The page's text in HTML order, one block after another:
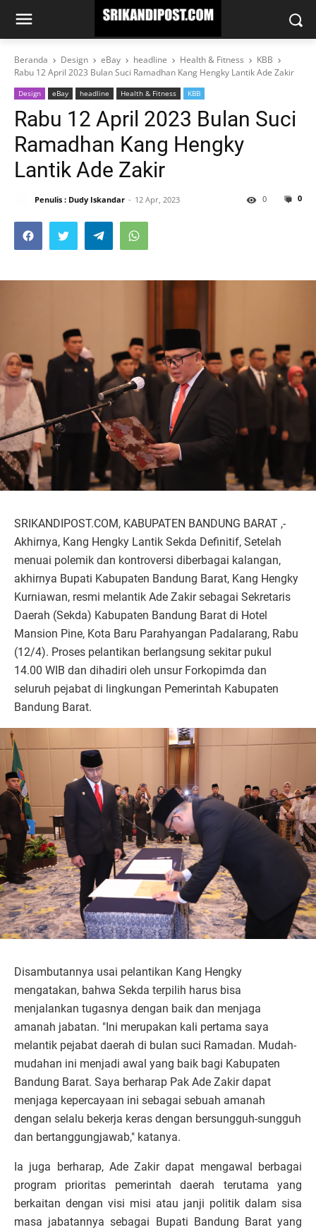
Beranda Design eBay headline Health & Fitness
KBB
Rabu 12 April 2023 Bulan Suci Ramadhan Kang Hengky Lantik Ade Zakir
Design eBay headline Health & Fitness KBB
Rabu 12 April 2023 Bulan Suci
Ramadhan Kang Hengky
Lantik Ade Zakir
Penulis : Dudy Iskandar 12 Apr, 2023 0
0
SRIKANDIPOST.COM, KABUPATEN BANDUNG BARAT ,-
Akhirnya, Kang Hengky Lantik Sekda Definitif, Setelah
menuai polemik dan kontroversi diberbagai kalangan,
akhirnya Bupati Kabupaten Bandung Barat, Kang Hengky
Kurniawan, resmi melantik Ade Zakir sebagai Sekretaris
Daerah (Sekda) Kabupaten Bandung Barat di Hotel
Mansion Pine, Kota Baru Parahyangan Padalarang, Rabu
(12/4). Proses pelantikan berlangsung sekitar pukul
14.00 WIB dan dihadiri oleh unsur Forkopimda dan
seluruh pejabat di lingkungan Pemerintah Kabupaten
Bandung Barat.
Disambutannya usai pelantikan Kang Hengky
mengatakan, bahwa Sekda terpilih harus bisa
menjalankan tugasnya dengan baik dan menjaga
amanah jabatan. "Ini merupakan kali pertama saya
melantik pejabat daerah di bulan suci Ramadan. Mudah-
mudahan ini menjadi awal yang baik bagi Kabupaten
Bandung Barat. Saya berharap Pak Ade Zakir dapat
menjaga kepercayaan ini sebagai sebuah amanah
dengan selalu bekerja keras dengan bersungguh-sungguh
dan bertanggungjawab," katanya.
Ia juga berharap, Ade Zakir dapat mengawal berbagai
program prioritas pemerintah daerah terutama yang
berkaitan dengan visi misi atau janji politik dalam sisa
masa jabatannya sebagai Bupati Bandung Barat yang